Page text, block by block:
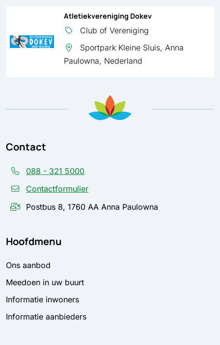
Atletiekvereniging Dokev
Club of Vereniging
Sportpark Kleine Sluis, Anna
Paulowna, Nederland
Contact
088 - 321 5000
Contactformulier
Postbus 8, 1760 AA Anna Paulowna
Hoofdmenu
Ons aanbod
Meedoen in uw buurt
Informatie inwoners
Informatie aanbieders